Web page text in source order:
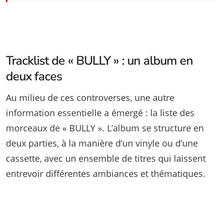
Tracklist de « BULLY » : un album en
deux faces
Au milieu de ces controverses, une autre
information essentielle a émergé : la liste des
morceaux de « BULLY ». L’album se structure en
deux parties, à la manière d’un vinyle ou d’une
cassette, avec un ensemble de titres qui laissent
entrevoir différentes ambiances et thématiques.